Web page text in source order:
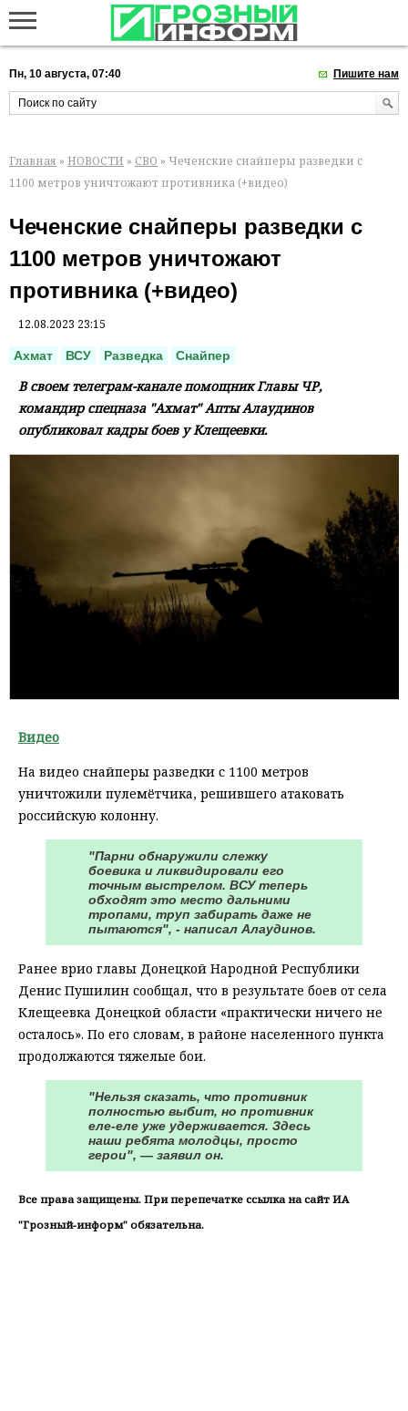
Пн, 10 августа, 07:40 Пишите нам
Главная » НОВОСТИ » СВО » Чеченские снайперы разведки с
1100 метров уничтожают противника (+видео)
Чеченские снайперы разведки с
1100 метров уничтожают
противника (+видео)
12.08.2023 23:15
Ахмат ВСУ Разведка Снайпер
В своем телеграм-канале помощник Главы ЧР,
командир спецназа "Ахмат" Апты Алаудинов
опубликовал кадры боев у Клещеевки.
Видео
На видео снайперы разведки с 1100 метров
уничтожили пулемётчика, решившего атаковать
российскую колонну.
"Парни обнаружили слежку
боевика и ликвидировали его
точным выстрелом. ВСУ теперь
обходят это место дальними
тропами, труп забирать даже не
пытаются", - написал Алаудинов.
Ранее врио главы Донецкой Народной Республики
Денис Пушилин сообщал, что в результате боев от села
Клещеевка Донецкой области «практически ничего не
осталось». По его словам, в районе населенного пункта
продолжаются тяжелые бои.
"Нельзя сказать, что противник
полностью выбит, но противник
еле-еле уже удерживается. Здесь
наши ребята молодцы, просто
герои", — заявил он.
Все права защищены. При перепечатке ссылка на сайт ИА
"Грозный-информ" обязательна.